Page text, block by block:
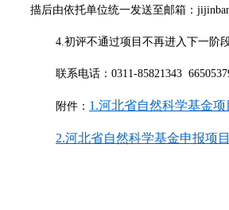
描后由依托单位统一发送至邮箱：
4.初评不通过项目不再进入下一阶段
联系电话：0311-85821343
附件： 1.河北省自然科学基金
2.河北省自然科学基金申报项